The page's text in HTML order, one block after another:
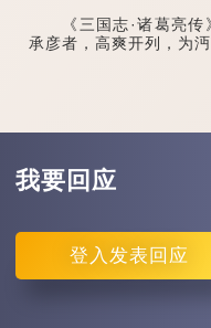
《三国志·诸葛亮传
承彦者，高爽开列，为
我要回应
登入 发表回应